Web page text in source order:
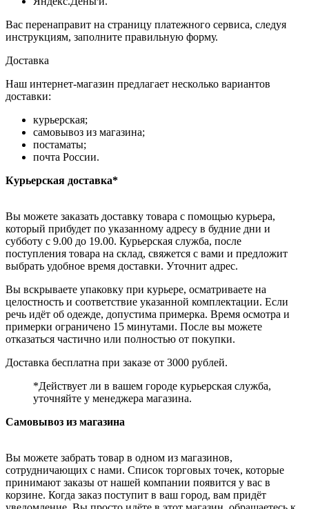
Вас перенаправит на страницу платежного сервиса, следуя
инструкциям, заполните правильную форму.
Доставка
Наш интернет-магазин предлагает несколько вариантов
доставки:
курьерская;
самовывоз из магазина;
постаматы;
почта России.
Курьерская доставка*
Вы можете заказать доставку товара с помощью курьера,
который прибудет по указанному адресу в будние дни и
субботу с 9.00 до 19.00. Курьерская служба, после
поступления товара на склад, свяжется с вами и предложит
выбрать удобное время доставки. Уточнит адрес.
Вы вскрываете упаковку при курьере, осматриваете на
целостность и соответствие указанной комплектации. Если
речь идёт об одежде, допустима примерка. Время осмотра и
примерки ограничено 15 минутами. После вы можете
отказаться частично или полностью от покупки.
Доставка бесплатна при заказе от 3000 рублей.
*Действует ли в вашем городе курьерская служба,
уточняйте у менеджера магазина.
Самовывоз из магазина
Вы можете забрать товар в одном из магазинов,
сотрудничающих с нами. Список торговых точек, которые
принимают заказы от нашей компании появится у вас в
корзине. Когда заказ поступит в ваш город, вам придёт